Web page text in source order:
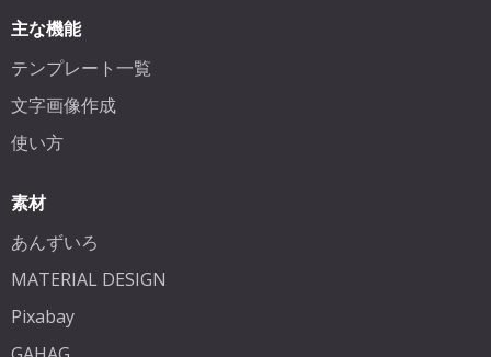
主な機能
テンプレート一覧
文字画像作成
使い方
素材
あんずいろ
MATERIAL DESIGN
Pixabay